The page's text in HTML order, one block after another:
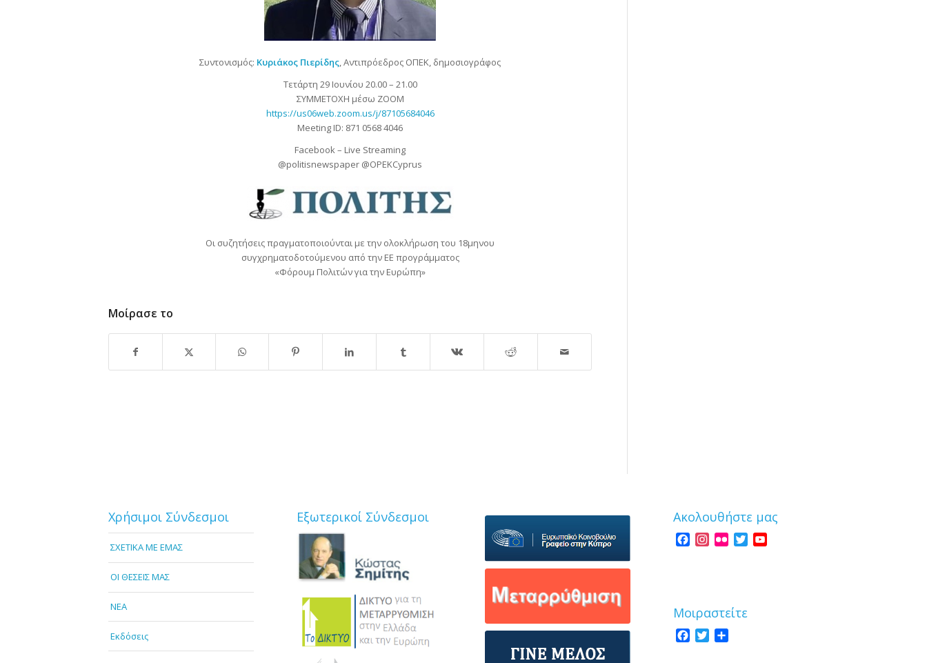
Συντονισμός: Κυριάκος Πιερίδης, Αντιπρόεδρος ΟΠΕΚ, δημοσιογράφος
Τετάρτη 29 Ιουνίου 20.00 – 21.00
ΣΥΜΜΕΤΟΧΗ μέσω ZOOM
https://us06web.zoom.us/j/87105684046
Meeting ID: 871 0568 4046
Facebook – Live Streaming
@politisnewspaper @OPEKCyprus
Οι συζητήσεις πραγματοποιούνται με την ολοκλήρωση του 18μηνου
συγχρηματοδοτούμενου από την ΕΕ προγράμματος
«Φόρουμ Πολιτών για την Ευρώπη»
Μοίρασε το
Χρήσιμοι Σύνδεσμοι
ΣΧΕΤΙΚΑ ΜΕ ΕΜΑΣ
OI ΘΕΣΕΙΣ ΜΑΣ
NEA
Εκδόσεις
Εξωτερικοί Σύνδεσμοι Ακολουθήστε μας
Facebook
Instagram
Flickr Twitter
Μοιραστείτε
Facebook
Twitter